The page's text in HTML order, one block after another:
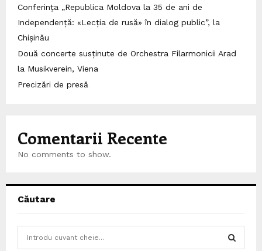
Conferința „Republica Moldova la 35 de ani de
Independență: «Lecția de rusă» în dialog public”, la
Chișinău
Două concerte susținute de Orchestra Filarmonicii Arad
la Musikverein, Viena
Precizări de presă
Comentarii Recente
No comments to show.
Căutare